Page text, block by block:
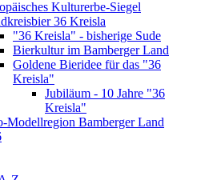
Kulturerbe-Siegel
36 Kreisla
"36 Kreisla" - bisherige Sude
Bierkultur im Bamberger Land
Goldene Bieridee für das "36
Kreisla"
Jubiläum - 10 Jahre "36
Kreisla"
Modellregion Bamberger Land